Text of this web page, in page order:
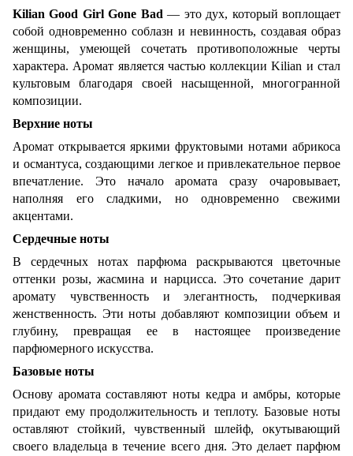
Kilian Good Girl Gone Bad— это дух, который воплощает
собой одновременно соблазн и невинность, создавая образ
женщины, умеющей сочетать противоположные черты
характера. Аромат является частью коллекции Kilian и стал
культовым благодаря своей насыщенной, многогранной
композиции.
Верхние ноты
Аромат открывается яркими фруктовыми нотами абрикоса
и османтуса, создающими легкое и привлекательное первое
впечатление. Это начало аромата сразу очаровывает,
наполняя его сладкими, но одновременно свежими
акцентами.
Сердечные ноты
В сердечных нотах парфюма раскрываются цветочные
оттенки розы, жасмина и нарцисса. Это сочетание дарит
аромату чувственность и элегантность, подчеркивая
женственность. Эти ноты добавляют композиции объем и
глубину, превращая ее в настоящее произведение
парфюмерного искусства.
Базовые ноты
Основу аромата составляют ноты кедра и амбры, которые
придают ему продолжительность и теплоту. Базовые ноты
оставляют стойкий, чувственный шлейф, окутывающий
своего владельца в течение всего дня. Это делает парфюм